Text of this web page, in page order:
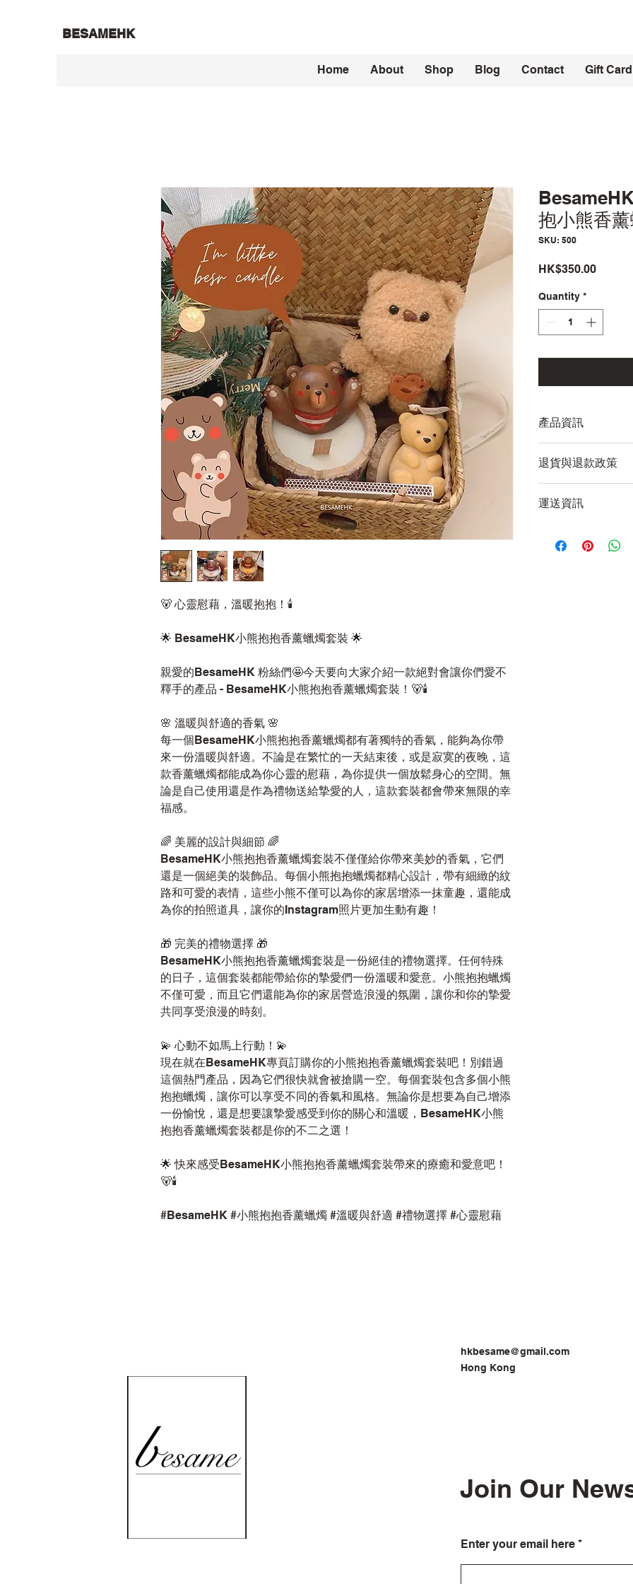
BESAMEHK
Home About Shop Blog Contact Gift Card
🐻 心靈慰藉，溫暖抱抱！🕯️
🌟 BesameHK小熊抱抱香薰蠟燭套裝 🌟
親愛的BesameHK 粉絲們🤩今天要向大家介紹一款絕對會讓你們愛不
釋手的產品 - BesameHK小熊抱抱香薰蠟燭套裝！🐻🕯️
🌸 溫暖與舒適的香氣 🌸
每一個BesameHK小熊抱抱香薰蠟燭都有著獨特的香氣，能夠為你帶
來一份溫暖與舒適。不論是在繁忙的一天結束後，或是寂寞的夜晚，這
款香薰蠟燭都能成為你心靈的慰藉，為你提供一個放鬆身心的空間。無
論是自己使用還是作為禮物送給摯愛的人，這款套裝都會帶來無限的幸
福感。
🌈 美麗的設計與細節 🌈
BesameHK小熊抱抱香薰蠟燭套裝不僅僅給你帶來美妙的香氣，它們
還是一個絕美的裝飾品。每個小熊抱抱蠟燭都精心設計，帶有細緻的紋
路和可愛的表情，這些小熊不僅可以為你的家居增添一抹童趣，還能成
為你的拍照道具，讓你的Instagram照片更加生動有趣！
🎁 完美的禮物選擇 🎁
BesameHK小熊抱抱香薰蠟燭套裝是一份絕佳的禮物選擇。任何特殊
的日子，這個套裝都能帶給你的摯愛們一份溫暖和愛意。小熊抱抱蠟燭
不僅可愛，而且它們還能為你的家居營造浪漫的氛圍，讓你和你的摯愛
共同享受浪漫的時刻。
💫 心動不如馬上行動！💫
現在就在BesameHK專頁訂購你的小熊抱抱香薰蠟燭套裝吧！別錯過
這個熱門產品，因為它們很快就會被搶購一空。每個套裝包含多個小熊
抱抱蠟燭，讓你可以享受不同的香氣和風格。無論你是想要為自己增添
一份愉悅，還是想要讓摯愛感受到你的關心和溫暖，BesameHK小熊
抱抱香薰蠟燭套裝都是你的不二之選！
🌟 快來感受BesameHK小熊抱抱香薰蠟燭套裝帶來的療癒和愛意吧！
🐻🕯️
#BesameHK #小熊抱抱香薰蠟燭 #溫暖與舒適 #禮物選擇 #心靈慰藉
抱小熊香
SKU: 500
HK$350.00Price
Quantity *
產品資訊
寸、材料、保固和清
客有信心和决心購買
退貨與退款政策
產品。撰寫政策時，
運送資訊
的資訊。撰寫政策時
hkbesame@gmail.com
Hong Kong
Join Our
Enter your email here